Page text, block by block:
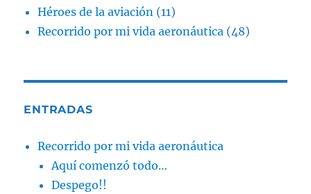
Héroes de la aviación (11)
Recorrido por mi vida aeronáutica (48)
ENTRADAS
Recorrido por mi vida aeronáutica
Aquí comenzó todo…
Despego!!